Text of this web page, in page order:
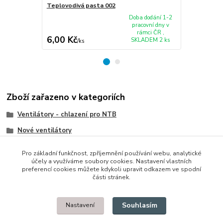
Teplovodivá pasta 002
6,00 Kč/ks
Doba dodání 1-2
pracovní dny v
rámci ČR ,
SKLADEM 2 ks
Zboží zařazeno v kategoriích
Ventilátory - chlazení pro NTB
Nové ventilátory
© 2014 - 2025 Díly pro notebooky
Upravit sběr cookies.
Pro základní funkčnost, zpříjemnění používání webu, analytické
účely a využíváme soubory cookies. Nastavení vlastních
preferencí cookies můžete kdykoli upravit odkazem ve spodní
části stránek.
Nastavení Souhlasím